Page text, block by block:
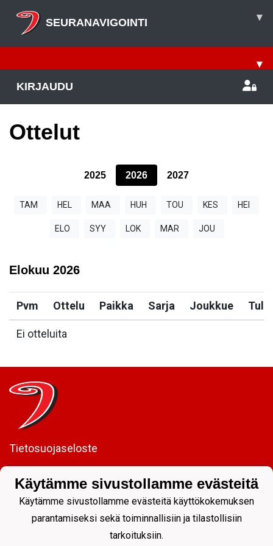
SEURANAVIGOINTI ▾
▾
KIRJAUDU
Ottelut
2025 2026 2027
TAM HEL MAA HUH TOU KES HEI
ELO SYY LOK MAR JOU
Elokuu 2026
Pvm Ottelu Paikka Sarja Joukkue
Ei otteluita
Tietosuojaseloste
Kuntoportti 5 | 40700 JYVÄSKYLÄ |
Käytämme sivustollamme evästeitä
Käytämme sivustollamme evästeitä käyttökokemuksen
parantamiseksi sekä toiminnallisiin ja tilastollisiin
tarkoituksiin.